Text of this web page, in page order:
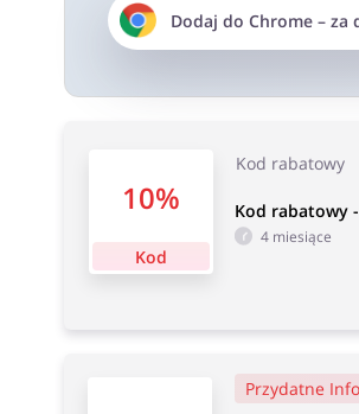
Dodaj do Chrome– za
10%
Kod
Kod rabatowy
Kod rabatowy
4 miesiące
Przydatne